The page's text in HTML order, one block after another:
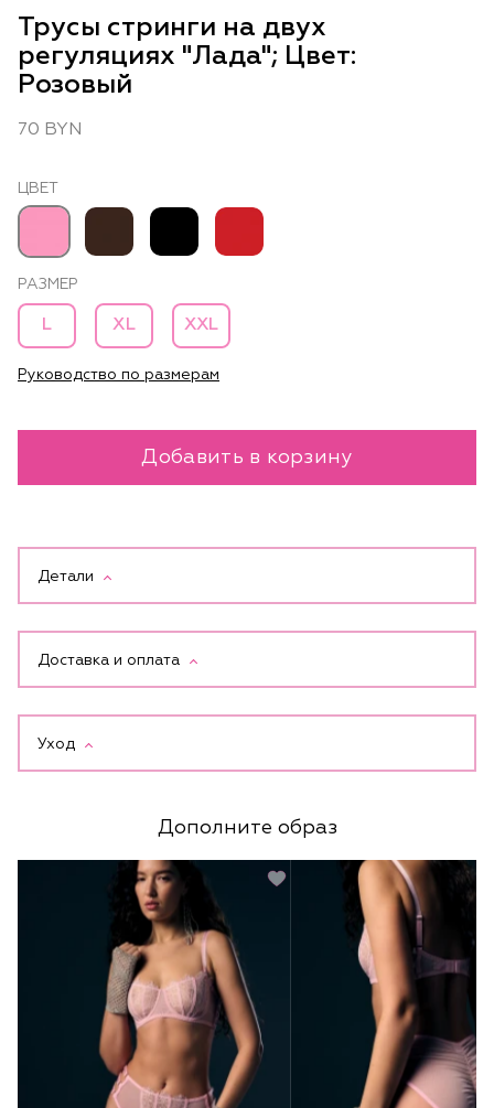
Трусы стринги на двух
регуляциях "Лада"; Цвет:
Розовый
70 BYN
ЦВЕТ
РАЗМЕР
L XL XXL
Руководство по размерам
Добавить в корзину
Детали
Доставка и оплата
Подробнее про доставку и оплату
Уход
Дополните образ